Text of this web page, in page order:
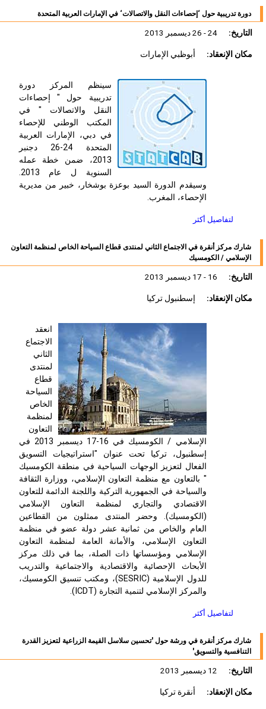
دورة تدريبية حول ‘إحصاءات النقل والاتصالات‘ في الإمارات العربية المتحدة
التاريخ:
24 - 26 ديسمبر 2013
مكان الإنعقاد:
أبوظبي الإمارات
سينظم المركز دورة
تدريبية حول " إحصاءات
النقل والاتصالات " في
المكتب الوطني للإحصاء
في دبي، الإمارات العربية
المتحدة 24-26 دجنبر
2013، ضمن خطة عمله
السنوية ل عام 2013.
وسيقدم الدورة السيد بوعزة بوشخار، خبير من مديرية
الإحصاء، المغرب.
لتفاصيل أكثر
شارك مركز أنقرة في الاجتماع الثاني لمنتدى قطاع السياحة الخاص لمنظمة التعاون
الإسلامي / الكومسيك
التاريخ:
مكان الإنعقاد:
إسطنبول تركيا
انعقد
الاجتماع
الثاني
لمنتدى
قطاع
السياحة
الخاص
لمنظمة
التعاون
الإسلامي / الكومسيك في 16-17 ديسمبر 2013 في
إسطنبول، تركيا تحت عنوان "استراتيجيات التسويق
الفعال لتعزيز الوجهات السياحية في منطقة الكومسيك
" بالتعاون مع منظمة التعاون الإسلامي، ووزارة الثقافة
والسياحة في الجمهورية التركية واللجنة الدائمة للتعاون
الاقتصادي والتجاري لمنظمة التعاون الإسلامي
(الكومسيك). وحضر المنتدى ممثلون من القطاعين
العام والخاص من ثمانية عشر دولة عضو في منظمة
التعاون الإسلامي، والأمانة العامة لمنظمة التعاون
الإسلامي ومؤسساتها ذات الصلة، بما في ذلك مركز
الأبحاث الإحصائية والاقتصادية والاجتماعية والتدريب
للدول الإسلامية (SESRIC)، ومكتب تنسيق الكومسيك،
والمركز الإسلامي لتنمية التجارة (ICDT).
لتفاصيل أكثر
شارك مركز أنقرة في ورشة حول 'تحسين سلاسل القيمة الزراعية لتعزيز القدرة
التنافسية والتسويق'
التاريخ:
مكان الإنعقاد:
أنقرة تركيا